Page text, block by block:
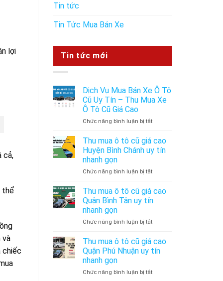
lợi
cả,
thể
và
chiếc
Tin tức
Tin Tức Mua Bán Xe
Tin tức mới
Dịch Vụ Mua Bán Xe Ô Tô
Cũ Uy Tín – Thu Mua Xe
Ô Tô Cũ Giá Cao
Chức năng bình luận bị tắtở
Vụ
Mua
Bán
Ô
Cũ
Tín
Thu
Xe
Ô
Giá
Thu mua ô tô cũ giá cao
Huyện Bình Chánh uy tín
nhanh gọn
Chức năng bình luận bị tắtở
mua
tô
giá
Huyện
Bình
Chánh
tín
Thu mua ô tô cũ giá cao
Quận Bình Tân uy tín
nhanh gọn
Chức năng bình luận bị tắtở
mua
ô
tô
giá
Thu mua ô tô cũ giá cao
Quận Phú Nhuận uy tín
nhanh gọn
Chức năng bình luận bị tắtở